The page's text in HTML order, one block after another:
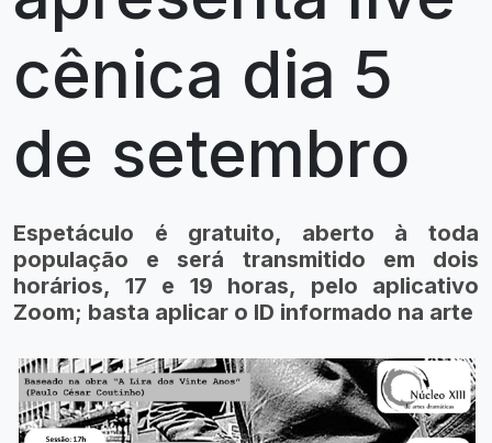
cênica dia 5
de setembro
Espetáculo é gratuito, aberto à toda
população e será transmitido em dois
horários, 17 e 19 horas, pelo aplicativo
Zoom; basta aplicar o ID informado na arte